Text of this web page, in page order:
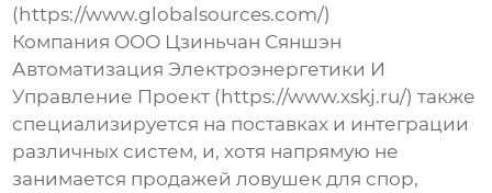
(https://www.globalsources.com/)
Компания ООО Цзиньчан Сяншэн
Автоматизация Электроэнергетики И
Управление Проект (https://www.xskj.ru/) также
специализируется на поставках и интеграции
различных систем, и, хотя напрямую не
занимается продажейловушек для спор,